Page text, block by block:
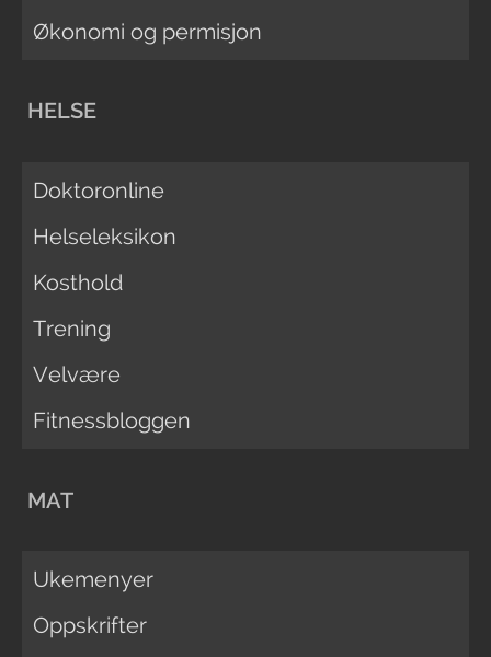
Økonomi og permisjon
HELSE
Doktoronline
Helseleksikon
Kosthold
Trening
Velvære
Fitnessbloggen
MAT
Ukemenyer
Oppskrifter